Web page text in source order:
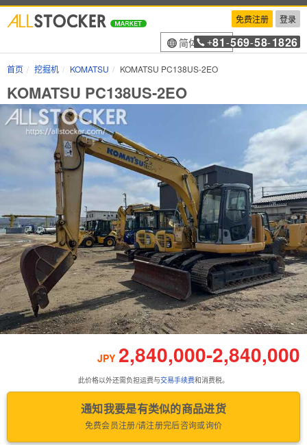
免费注册 登录
简体中文
+81 -569-58-1826
首页 挖掘机 KOMATSU KOMATSU PC138US-2EO
KOMATSU PC138US-2EO
JPY 2,840,000-2,840,000
此价格以外还需负担运费与交易手续费和消费税。
通知我要是有类似的商品进货
免费会员注册/请注册完后咨询或询价